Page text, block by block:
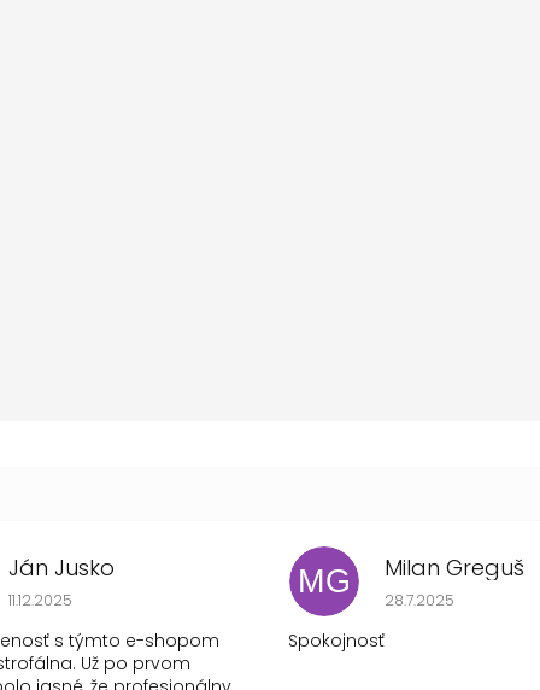
Ján Jusko
Hodnotenie obchodu je 1 z 5 hviezdičiek.
11.12.2025
s týmto e-shopom
Už po prvom
MG Milan Greguš
Hodnotenie
28.7.2025
Spokojnosť